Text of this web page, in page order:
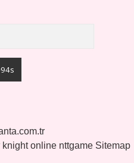
knight online nttgame Sitemap